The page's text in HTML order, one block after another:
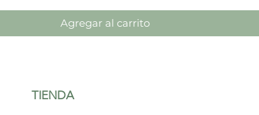
Agregar al carrito
TIENDA